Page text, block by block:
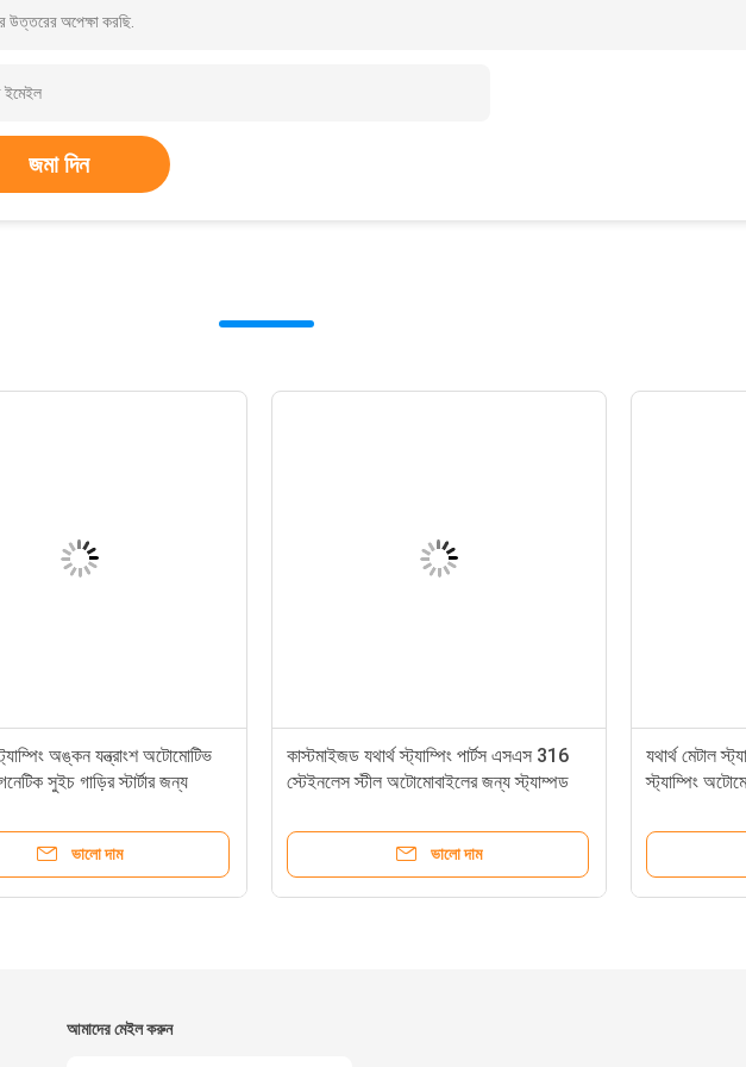
উত্তরের অপেক্ষা করছি.
জমা দিন
অঙ্কন যন্ত্রাংশ অটোমোটিভ
সুইচ গাড়ির স্টার্টার জন্য
ভালো দাম
কাস্টমাইজড যথার্থ স্ট্যাম্পিং পার্টস এসএস 316
স্টেইনলেস স্টীল অটোমোবাইলের জন্য স্ট্যাম্পড
ভালো দাম
যথার্থ মেটাল
স্ট্যাম্পিং
আমাদের মেইল ​​করুন